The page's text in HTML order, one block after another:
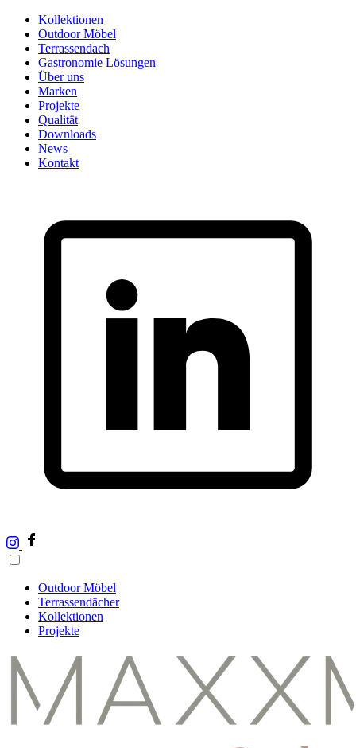
Skip
content
Kollektionen
Outdoor Möbel
Terrassendach
Gastronomie Lösungen
Über uns
Marken
Projekte
Qualität
Downloads
News
Kontakt
Outdoor Möbel
Terrassendächer
Kollektionen
Projekte